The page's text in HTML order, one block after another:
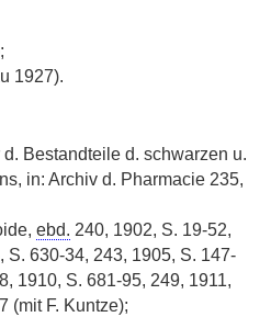
1927).
d. Bestandteile d. schwarzen u.
in: Archiv d. Pharmacie 235,
ebd. 240, 1902, S. 19-52,
S. 630-34, 243, 1905, S. 147-
1910, S. 681-95, 249, 1911,
(mit F. Kuntze);